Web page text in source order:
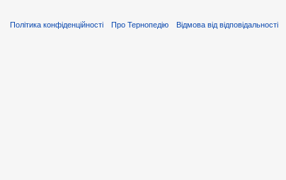
Політика конфіденційності Про Тернопедію Відмова від відповідальності